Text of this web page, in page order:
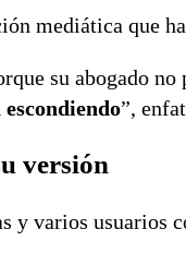
mediática que
su abogado
escondiendo”,
versión
y varios usuarios